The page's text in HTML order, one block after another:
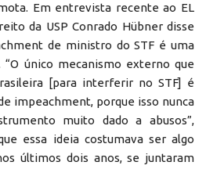
Em entrevista recente ao EL
da USP Conrado Hübner disse
de ministro do STF é uma
“O único mecanismo externo que
[para interferir no STF] é
impeachment, porque isso nunca
muito dado a abusos”,
essa ideia costumava ser algo
últimos dois anos, se juntaram